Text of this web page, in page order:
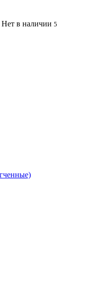
Нет в наличии 5